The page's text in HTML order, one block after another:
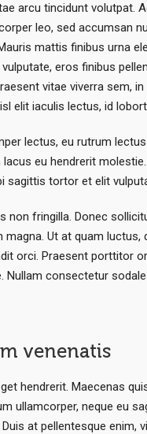
arcu tincidunt volutpat.
leo, sed accumsan
mattis finibus urna
eros finibus
vitae viverra sem,
elit iaculis lectus, id
lectus, eu rutrum
eu hendrerit
sagittis tortor et elit
non fringilla. Donec
magna. Ut at quam
orci. Praesent porttitor
Nullam consectetur
venenatis
hendrerit. Maecenas
ullamcorper, neque eu
at pellentesque enim,